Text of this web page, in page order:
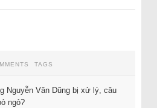
TAGS
Nguyễn Văn Dũng bị xử lý, câu
ngỏ?